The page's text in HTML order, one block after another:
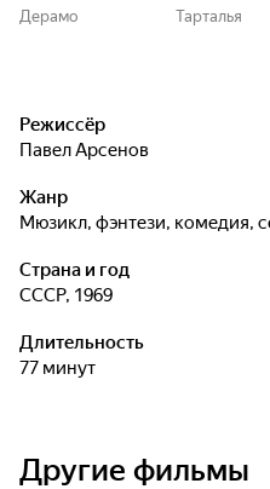
Дерамо Тарталья
Режиссёр
Павел Арсенов
Жанр
мюзикл, фэнтези, комедия,
Страна и год
СССР, 1969
Длительность
77 минут
Другие фильмы